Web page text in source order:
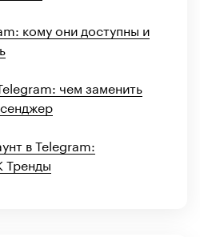
кому они доступны и
чем заменить
в Telegram:
Тренды